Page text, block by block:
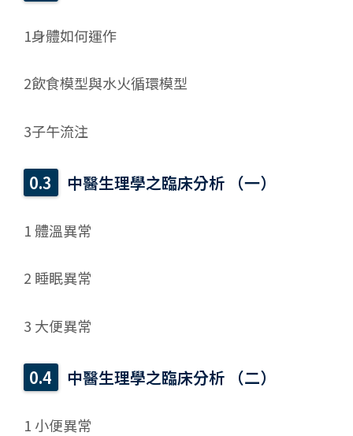
1身體如何運作
2飲食模型與水火循環模型
3子午流注
中醫生理學之臨床分析 （一）
1 體溫異常
2 睡眠異常
3 大便異常
中醫生理學之臨床分析 （二）
1 小便異常